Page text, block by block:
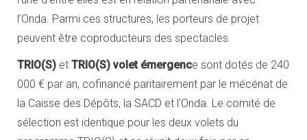
l’Onda. Parmi ces structures, les porteurs de projet
peuvent être coproducteurs des spectacles.
TRIO(S) et TRIO(S) volet émergence sont dotés de 240
000 € par an, cofinancé paritairement par le mécénat de
la Caisse des Dépôts, la SACD et l’Onda. Le comité de
sélection est identique pour les deux volets du